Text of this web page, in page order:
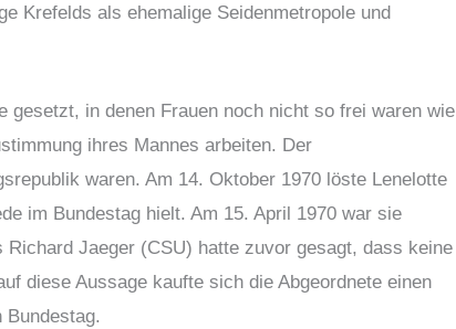
Krefelds als ehemalige Seidenmetropole und
gesetzt, in denen Frauen noch nicht so frei waren wie
ihres Mannes arbeiten. Der
waren. Am 14. Oktober 1970 löste Lenelotte
im Bundestag hielt. Am 15. April 1970 war sie
Jaeger (CSU) hatte zuvor gesagt, dass keine
diese Aussage kaufte sich die Abgeordnete einen